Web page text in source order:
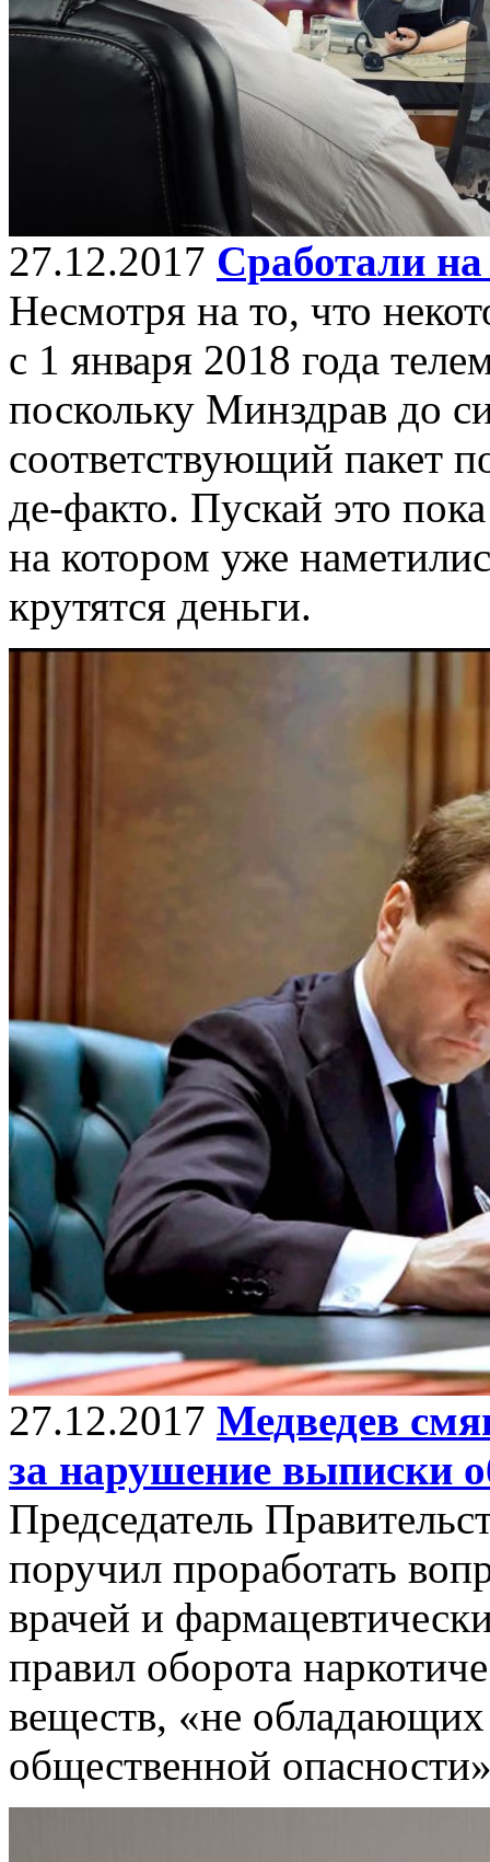
27.12.2017 Сработали
Несмотря на то, что
с 1 января 2018 года
поскольку Минздрав до
соответствующий пакет
де-факто. Пускай это
на котором уже
крутятся деньги.
27.12.2017 Медведев
за нарушение выписки
Председатель
поручил проработать
врачей и
правил оборота
веществ, «не
общественной